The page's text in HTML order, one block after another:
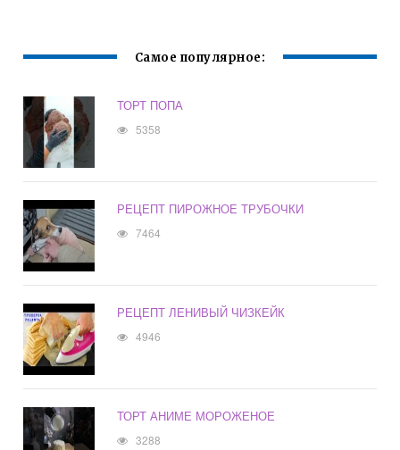
Самое популярное:
ТОРТ ПОПА
5358
РЕЦЕПТ ПИРОЖНОЕ ТРУБОЧКИ
7464
РЕЦЕПТ ЛЕНИВЫЙ ЧИЗКЕЙК
4946
ТОРТ АНИМЕ МОРОЖЕНОЕ
3288